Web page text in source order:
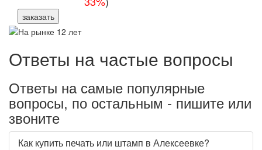
заказать
Ответы на частые вопросы
Ответы на самые популярные
вопросы, по остальным - пишите или
звоните
Как купить печать или штамп в Алексеевке?